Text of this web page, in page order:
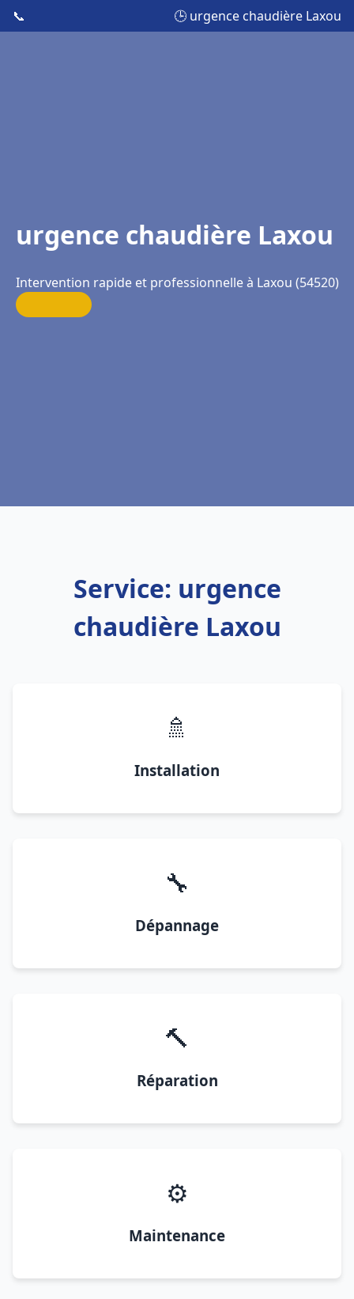
📞 🕒 urgence chaudière Laxou
urgence chaudière Laxou
Intervention rapide et professionnelle à Laxou (54520)
Service: urgence
chaudière Laxou
🚿
Installation
🔧
Dépannage
🔨
Réparation
⚙️
Maintenance